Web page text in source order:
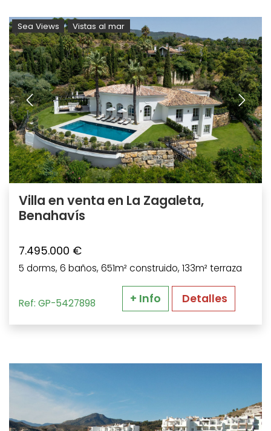
Sea Views Vistas al mar
Villa en venta en La Zagaleta,
Benahavís
7.495.000 €
5 dorms, 6 baños, 651m² construido, 133m² terraza
Ref: GP-5427898 + Info Detalles